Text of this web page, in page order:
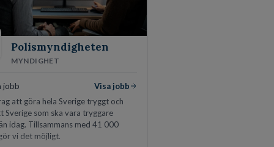
Polismyndigheten
MYNDIGHET
jobb
Visa jobb
att göra hela Sverige tryggt och
Sverige som ska vara tryggare
idag. Tillsammans med 41 000
vi det möjligt.